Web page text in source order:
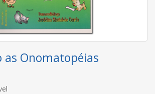
as Onomatopéias